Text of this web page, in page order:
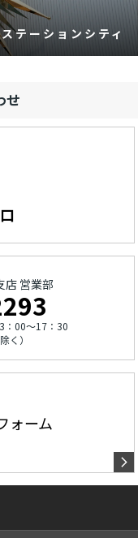
テーションシティ
せ
店 営業部
00～17：30
く）
ォーム